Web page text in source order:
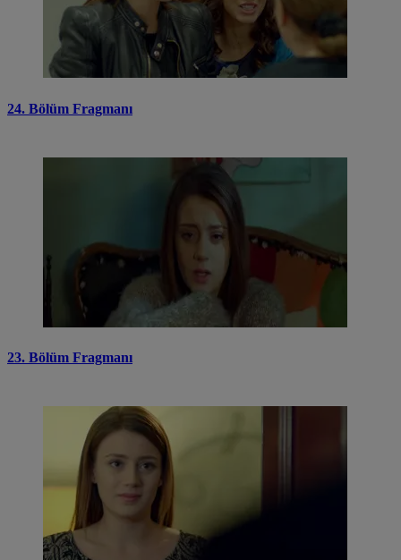
24. Bölüm Fragmanı
23. Bölüm Fragmanı